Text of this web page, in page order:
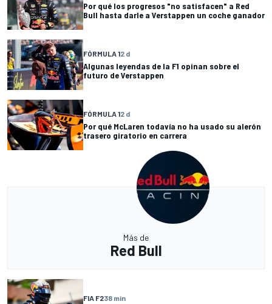
Por qué los progresos "no satisfacen" a Red
Bull hasta darle a Verstappen un coche ganador
FÓRMULA 12 d
Algunas leyendas de la F1 opinan sobre el
futuro de Verstappen
FÓRMULA 12 d
Por qué McLaren todavía no ha usado su alerón
trasero giratorio en carrera
Más de
Red Bull
FIA F238 min